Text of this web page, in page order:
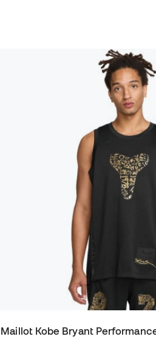
Maillot Kobe Bryant